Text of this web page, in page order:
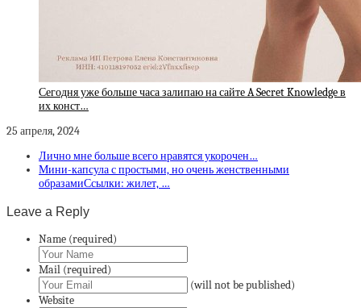
Сегодня уже больше часа залипаю на сайте A Secret Knowledge в
их конст…
25 апреля, 2024
Лично мне больше всего нравятся укорочен…
Мини-капсула с простыми, но очень женственными
образамиСсылки: жилет, …
Leave a Reply
Name (required)
Mail (required)
(will not be published)
Website